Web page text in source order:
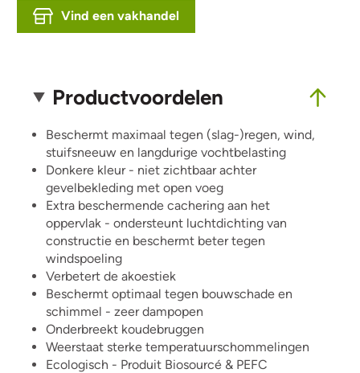
Vind een vakhandel
Productvoordelen
Beschermt maximaal tegen (slag-)regen, wind,
stuifsneeuw en langdurige vochtbelasting
Donkere kleur - niet zichtbaar achter
gevelbekleding met open voeg
Extra beschermende cachering aan het
oppervlak - ondersteunt luchtdichting van
constructie en beschermt beter tegen
windspoeling
Verbetert de akoestiek
Beschermt optimaal tegen bouwschade en
schimmel - zeer dampopen
Onderbreekt koudebruggen
Weerstaat sterke temperatuurschommelingen
Ecologisch - Produit Biosourcé & PEFC